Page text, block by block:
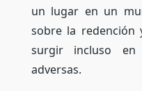
un lugar en un
sobre la redención
surgir incluso en
adversas.